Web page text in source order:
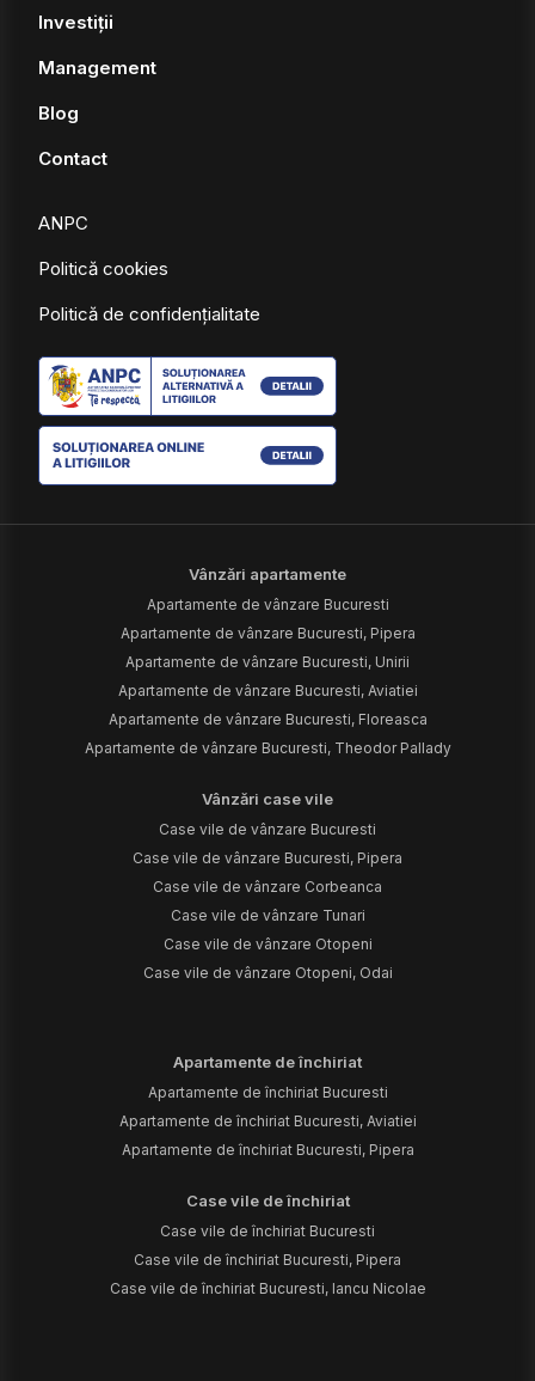
Investiții
Management
Blog
Contact
ANPC
Politică cookies
Politică de confidențialitate
Vânzări apartamente
Apartamente de vânzare Bucuresti
Apartamente de vânzare Bucuresti, Pipera
Apartamente de vânzare Bucuresti, Unirii
Apartamente de vânzare Bucuresti, Aviatiei
Apartamente de vânzare Bucuresti, Floreasca
Apartamente de vânzare Bucuresti, Theodor Pallady
Vânzări case vile
Case vile de vânzare Bucuresti
Case vile de vânzare Bucuresti, Pipera
Case vile de vânzare Corbeanca
Case vile de vânzare Tunari
Case vile de vânzare Otopeni
Case vile de vânzare Otopeni, Odai
Apartamente de închiriat
Apartamente de închiriat Bucuresti
Apartamente de închiriat Bucuresti, Aviatiei
Apartamente de închiriat Bucuresti, Pipera
Case vile de închiriat
Case vile de închiriat Bucuresti
Case vile de închiriat Bucuresti, Pipera
Case vile de închiriat Bucuresti, Iancu Nicolae